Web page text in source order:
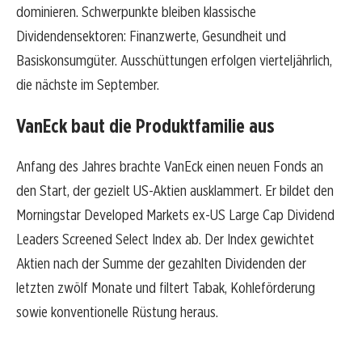
dominieren. Schwerpunkte bleiben klassische
Dividendensektoren: Finanzwerte, Gesundheit und
Basiskonsumgüter. Ausschüttungen erfolgen vierteljährlich,
die nächste im September.
VanEck baut die Produktfamilie aus
Anfang des Jahres brachte VanEck einen neuen Fonds an
den Start, der gezielt US-Aktien ausklammert. Er bildet den
Morningstar Developed Markets ex-US Large Cap Dividend
Leaders Screened Select Index ab. Der Index gewichtet
Aktien nach der Summe der gezahlten Dividenden der
letzten zwölf Monate und filtert Tabak, Kohleförderung
sowie konventionelle Rüstung heraus.